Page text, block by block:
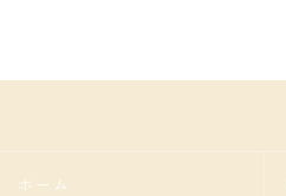
ホーム